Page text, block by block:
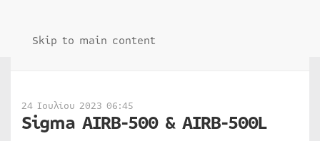
Skip to main content
24 Ιουλίου 2023 06:45
Sigma AIRB-500 & AIRB-500L